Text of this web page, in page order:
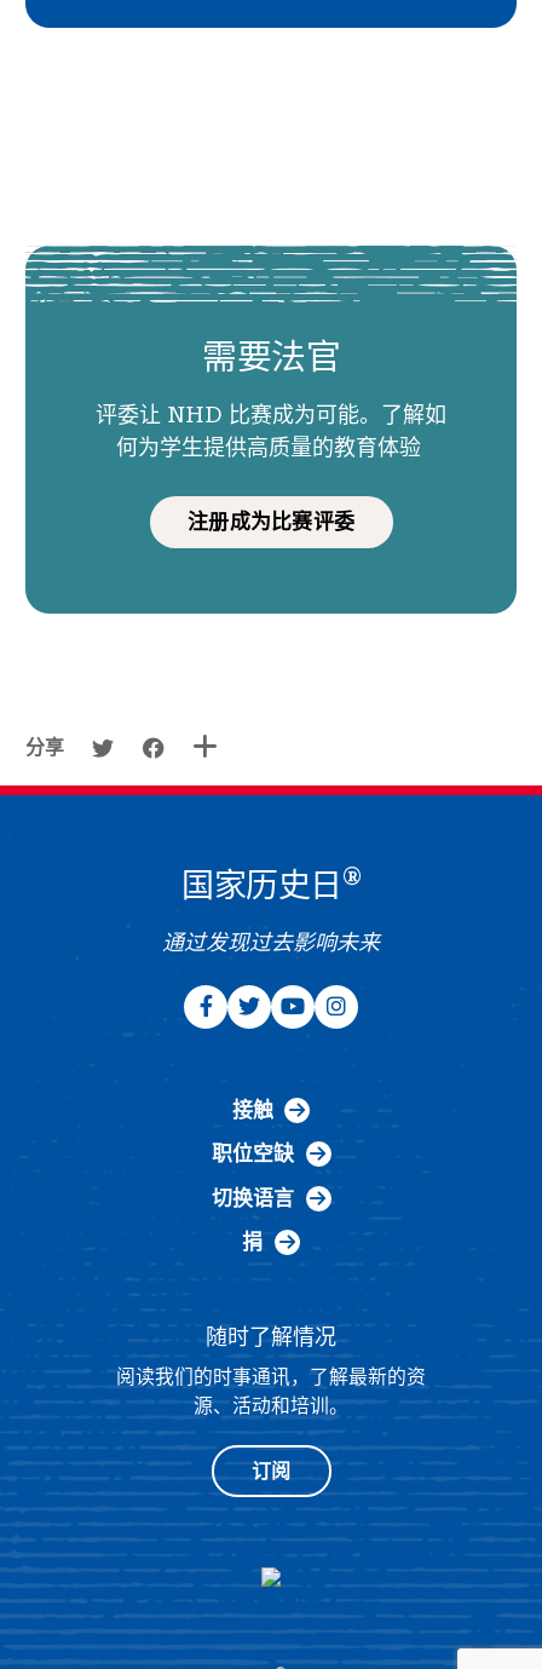
需要法官
评委让 NHD 比赛成为可能。了解如
何为学生提供高质量的教育体验
注册成为比赛评委
分享
国家历史日 ®
通过发现过去影响未来
接触
职位空缺
切换语言
捐
随时了解情况
阅读我们的时事通讯，了解最新的资
源、活动和培训。
订阅